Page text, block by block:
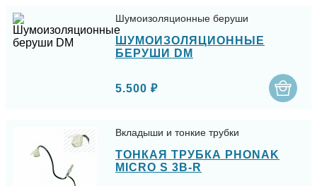
Шумоизоляционные беруши
ШУМОИЗОЛЯЦИОННЫЕ
БЕРУШИ DM
5.500 ₽
Вкладыши и тонкие трубки
ТОНКАЯ ТРУБКА PHONAK
MICRO S 3B-R